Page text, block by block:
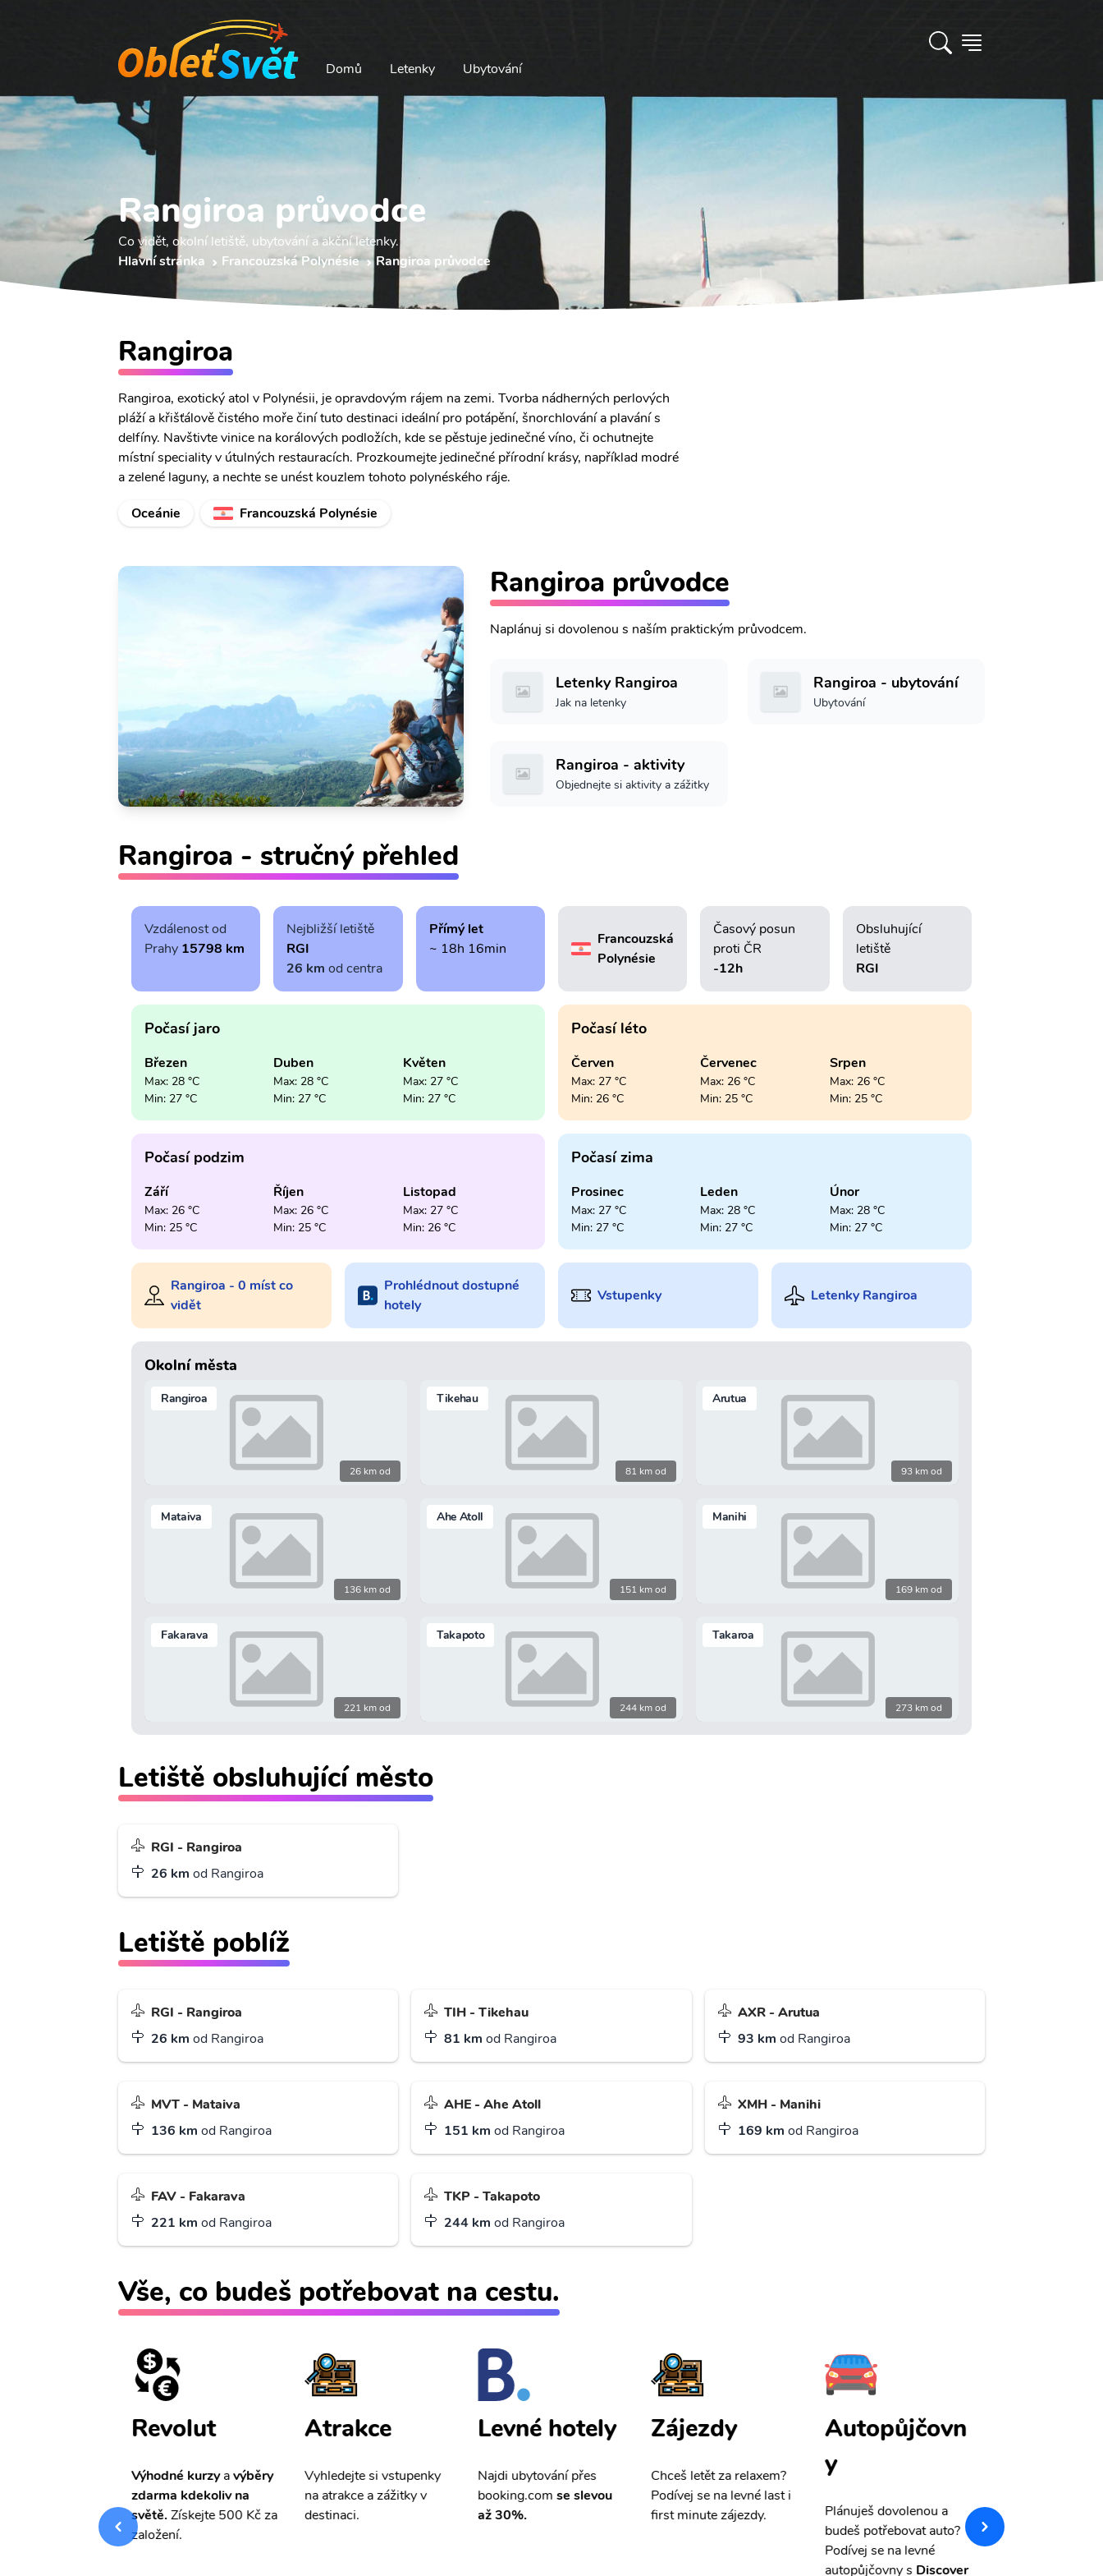
Domů Letenky Ubytování
Rangiroa průvodce
Co vidět, okolní letiště, ubytování a akční letenky.
Hlavní stránka
Francouzská Polynésie Rangiroa průvodce
Rangiroa
Rangiroa, exotický atol v Polynésii, je opravdovým rájem na zemi. Tvorba nádherných perlových
pláží a křišťálově čistého moře činí tuto destinaci ideální pro potápění, šnorchlování a plavání s
delfíny. Navštivte vinice na korálových podložích, kde se pěstuje jedinečné víno, či ochutnejte
místní speciality v útulných restauracích. Prozkoumejte jedinečné přírodní krásy, například modré
a zelené laguny, a nechte se unést kouzlem tohoto polynéského ráje.
Oceánie
Francouzská Polynésie
Rangiroa průvodce
Naplánuj si dovolenou s naším praktickým průvodcem.
Letenky Rangiroa
Jak na letenky
Rangiroa - ubytování
Ubytování
Rangiroa - aktivity
Objednejte si aktivity a zážitky
Rangiroa - stručný přehled
Vzdálenost od
Prahy 15798 km
Nejbližší letiště
RGI
26 km od centra
Přímý let
~ 18h 16min
Francouzská
Polynésie
Časový posun
proti ČR
-12h
Obsluhující
letiště
RGI
Počasí jaro
Březen
Max: 28 °C
Min: 27 °C
Duben
Max: 28 °C
Min: 27 °C
Květen
Max: 27 °C
Min: 27 °C
Počasí léto
Červen
Max: 27 °C
Min: 26 °C
Červenec
Max: 26 °C
Min: 25 °C
Srpen
Max: 26 °C
Min: 25 °C
Počasí podzim
Září
Max: 26 °C
Min: 25 °C
Říjen
Max: 26 °C
Min: 25 °C
Listopad
Max: 27 °C
Min: 26 °C
Počasí zima
Prosinec
Max: 27 °C
Min: 27 °C
Leden
Max: 28 °C
Min: 27 °C
Únor
Max: 28 °C
Min: 27 °C
Rangiroa - 0 míst co
vidět
Prohlédnout dostupné
hotely
Vstupenky Letenky Rangiroa
Okolní města
Rangiroa
26 km od
Tikehau
81 km od
Arutua
93 km od
Mataiva
136 km od
Ahe Atoll
151 km od
Manihi
169 km od
Fakarava
221 km od
Takapoto
244 km od
Takaroa
273 km od
Letiště obsluhující město
RGI - Rangiroa
26 km od Rangiroa
Letiště poblíž
RGI - Rangiroa
26 km od Rangiroa
TIH - Tikehau
81 km od Rangiroa
AXR - Arutua
93 km od Rangiroa
MVT - Mataiva
136 km od Rangiroa
AHE - Ahe Atoll
151 km od Rangiroa
XMH - Manihi
169 km od Rangiroa
FAV - Fakarava
221 km od Rangiroa
TKP - Takapoto
244 km od Rangiroa
Vše, co budeš potřebovat na cestu.
Revolut
Výhodné kurzyavýběry
zdarma kdekoliv na
světě.Získejte 500 Kč za
založení.
Atrakce
Vyhledejte si vstupenky
na atrakce a zážitky v
destinaci.
Levné hotely
Najdi ubytování přes
booking.comse slevou
až 30%.
Zájezdy
Chceš letět za relaxem?
Podívej se na levné last i
first minute zájezdy.
Autopůjčovn
y
Plánuješ dovolenou a
budeš potřebovat auto?
Podívej se na levné
autopůjčovny s Discover
pojištění a
storno.